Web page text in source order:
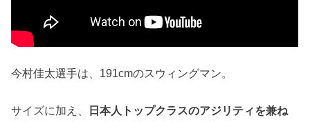
今村佳太選手は、191cmのスウィングマン。
サイズに加え、
日本人トップクラスのアジリティを兼ね